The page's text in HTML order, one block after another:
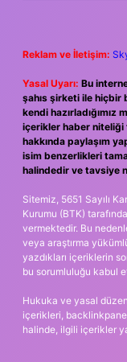
Reklam ve İletişim:
Yasal Uyarı: Bu
şahıs şirketi ile hiçbir
kendi hazırladığımız
içerikler haber niteliği
hakkında paylaşım
isim benzerlikleri
halindedir ve tavsiye
Sitemiz, 5651 Sayılı
Kurumu (BTK)
vermektedir. Bu
veya araştırma
yazdıkları içeriklerin
bu sorumluluğu kabul
Hukuka ve yasal
içerikleri,
halinde, ilgili içerikler